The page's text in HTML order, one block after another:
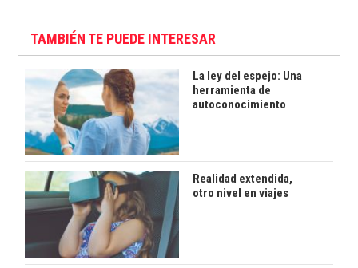
TAMBIÉN TE PUEDE INTERESAR
La ley del espejo: Una
herramienta de
autoconocimiento
Realidad extendida,
otro nivel en viajes